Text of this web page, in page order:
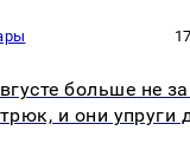
больше не
и они упруги